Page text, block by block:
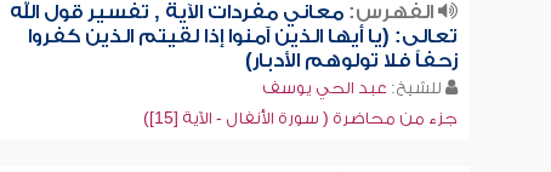
الفهرس:معاني مفردات الآية , تفسير قول الله
تعالى: (يا أيها الذين آمنوا إذا لقيتم الذين كفروا
زحفاً فلا تولوهم الأدبار)
للشيخ: عبد الحي يوسف
جزء من محاضرة ( سورة الأنفال - الآية [15])